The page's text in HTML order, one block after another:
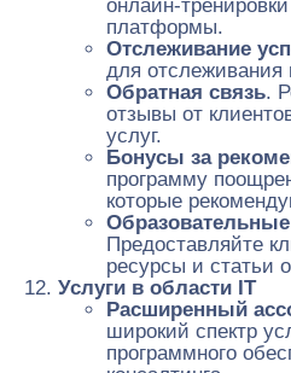
онлайн-
платформы.
Отслеживание
для отслеживания
Обратная связь.
отзывы от
услуг.
Бонусы за
программу
которые
Предоставляйте
ресурсы и статьи
Услуги в области IT
Расширенный
широкий спектр
программного